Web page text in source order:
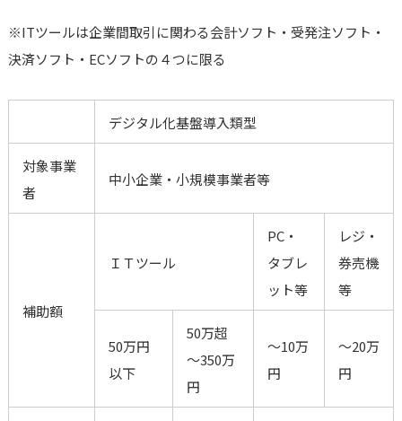
※ITツールは企業間取引に関わる会計ソフト・受発注ソフト・
決済ソフト・ECソフトの４つに限る
デジタル化基盤導入類型
対象事業
者
中小企業・小規模事業者等
補助額
ＩＴツール
PC・
タブレ
ット等
レジ・
券売機
等
50万円
以下
50万超
～350万
円
～10万
円
～20万
円